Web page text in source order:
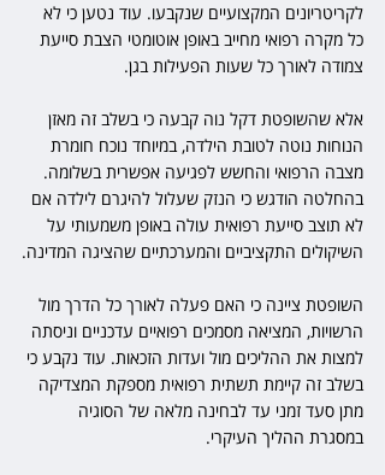
לקריטריונים המקצועיים שנקבעו. עוד נטען כי לא
כל מקרה רפואי מחייב באופן אוטומטי הצבת סייעת
צמודה לאורך כל שעות הפעילות בגן.
אלא שהשופטת דקל נוה קבעה כי בשלב זה מאזן
הנוחות נוטה לטובת הילדה, במיוחד נוכח חומרת
מצבה הרפואי והחשש לפגיעה אפשרית בשלומה.
בהחלטה הודגש כי הנזק שעלול להיגרם לילדה אם
לא תוצב סייעת רפואית עולה באופן משמעותי על
השיקולים התקציביים והמערכתיים שהציגה המדינה.
השופטת ציינה כי האם פעלה לאורך כל הדרך מול
הרשויות, המציאה מסמכים רפואיים עדכניים וניסתה
למצות את ההליכים מול ועדות הזכאות. עוד נקבע כי
בשלב זה קיימת תשתית רפואית מספקת המצדיקה
מתן סעד זמני עד לבחינה מלאה של הסוגיה
במסגרת ההליך העיקרי.